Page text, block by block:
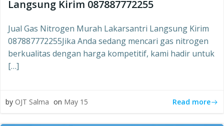
Langsung Kirim 087887772255
Jual Gas Nitrogen Murah Lakarsantri Langsung Kirim
087887772255Jika Anda sedang mencari gas nitrogen
berkualitas dengan harga kompetitif, kami hadir untuk
[…]
by OJT Salma on May 15 Read more